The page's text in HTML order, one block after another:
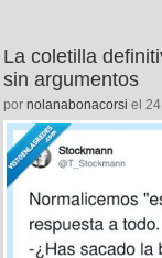
La coletilla
sin argumentos
por nolanabonacorsi el